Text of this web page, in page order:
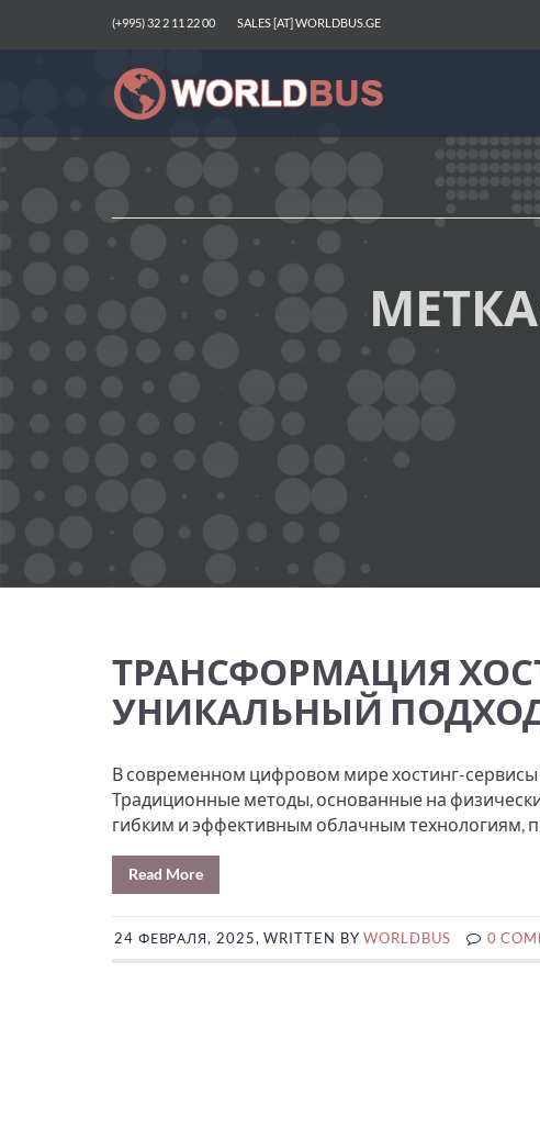
(+995) 32 2 11 22 00 SALES [AT] WORLDBUS.GE
ТРАНСФОРМАЦИЯ
УНИКАЛЬНЫЙ ПОДХОД
В современном цифровом мире хостинг-
Традиционные методы, основанные на
гибким и эффективным облачным технологиям,
Read More
24 ФЕВРАЛЯ, 2025, WRITTEN BYWORLDBUS 0